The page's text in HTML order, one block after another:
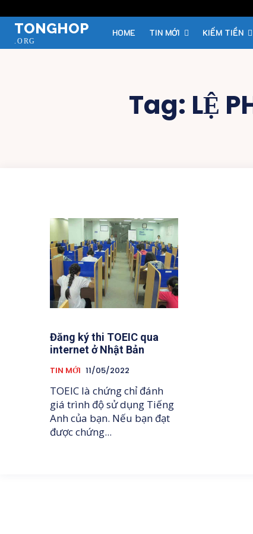
TONGHOP
.ORG
HOME TIN MỚI KIẾM TIỀN
Tag: LỆ
Đăng ký thi TOEIC qua
internet ở Nhật Bản
TIN MỚI 11/05/2022
TOEIC là chứng chỉ đánh
giá trình độ sử dụng Tiếng
Anh của bạn. Nếu bạn đạt
được chứng...